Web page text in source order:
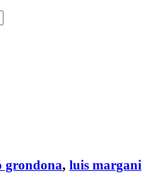
grondona, luis margani